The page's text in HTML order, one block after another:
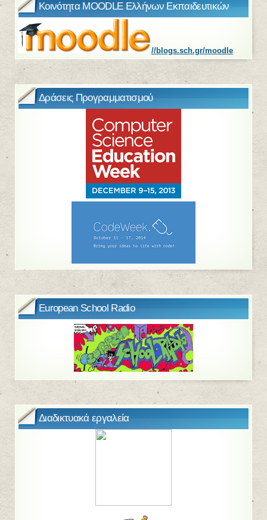
Κοινότητα MOODLE Ελλήνων Εκπαιδευτικών
//blogs.sch.gr/moodle
Δράσεις Προγραμματισμού
European School Radio
Διαδικτυακά εργαλεία